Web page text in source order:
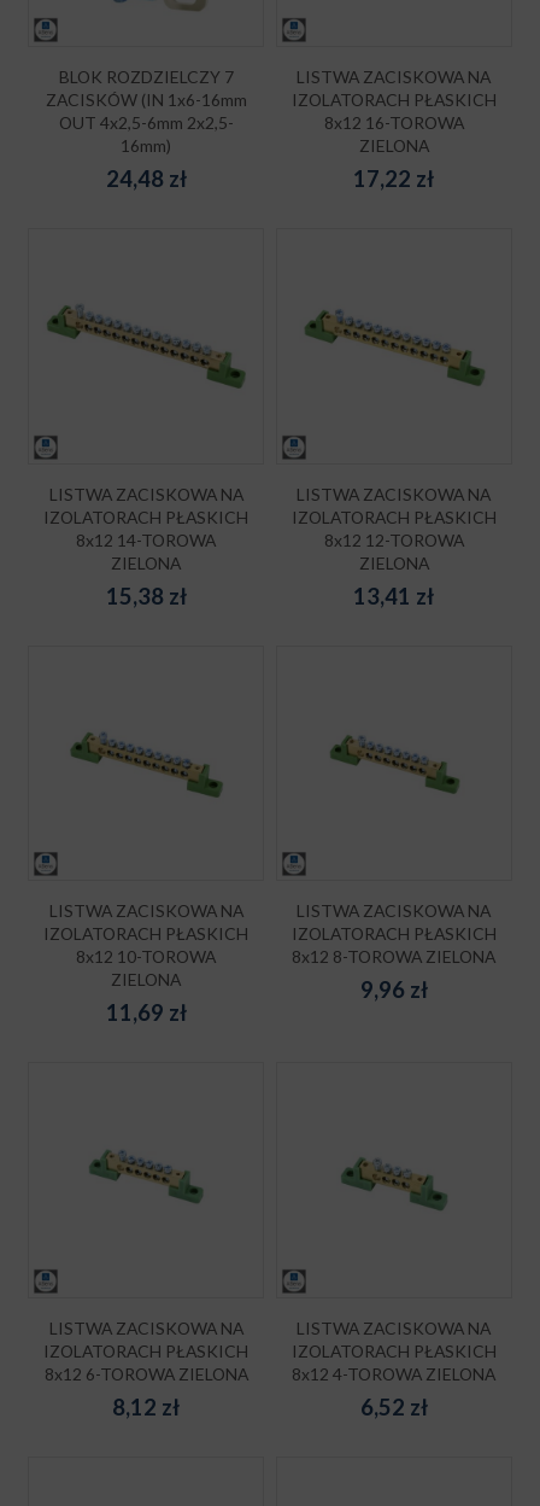
BLOK ROZDZIELCZY 7
ZACISKÓW (IN 1x6-16mm
OUT 4x2,5-6mm 2x2,5-
16mm)
24,48 zł
LISTWA ZACISKOWA NA
IZOLATORACH PŁASKICH
8x12 16-TOROWA
ZIELONA
17,22 zł
LISTWA ZACISKOWA NA
IZOLATORACH PŁASKICH
8x12 14-TOROWA
ZIELONA
15,38 zł
LISTWA ZACISKOWA NA
IZOLATORACH PŁASKICH
8x12 12-TOROWA
ZIELONA
13,41 zł
LISTWA ZACISKOWA NA
IZOLATORACH PŁASKICH
8x12 10-TOROWA
ZIELONA
11,69 zł
LISTWA ZACISKOWA NA
IZOLATORACH PŁASKICH
8x12 8-TOROWA ZIELONA
9,96 zł
LISTWA ZACISKOWA NA
IZOLATORACH PŁASKICH
8x12 6-TOROWA ZIELONA
8,12 zł
LISTWA ZACISKOWA NA
IZOLATORACH PŁASKICH
8x12 4-TOROWA ZIELONA
6,52 zł